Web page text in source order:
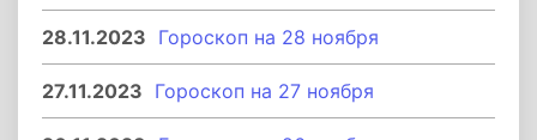
28.11.2023 Гороскоп на 28 ноября
27.11.2023 Гороскоп на 27 ноября